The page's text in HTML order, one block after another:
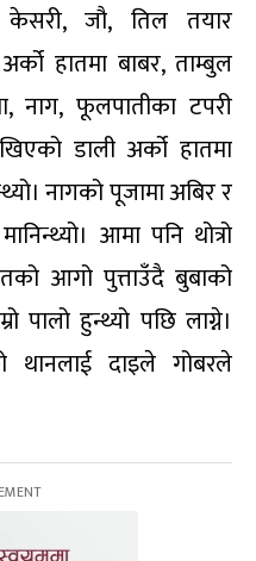
केसरी, जौ, तिल तयार
हातमा बाबर, ताम्बुल
नाग, फूलपातीका टपरी
डाली अर्को हातमा
नागको पूजामा अबिर र
आमा पनि थोत्रो
आगो पुत्ताउँदै बुबाको
पालो हुन्थ्यो पछि लाग्ने।
थानलाई दाइले गोबरले